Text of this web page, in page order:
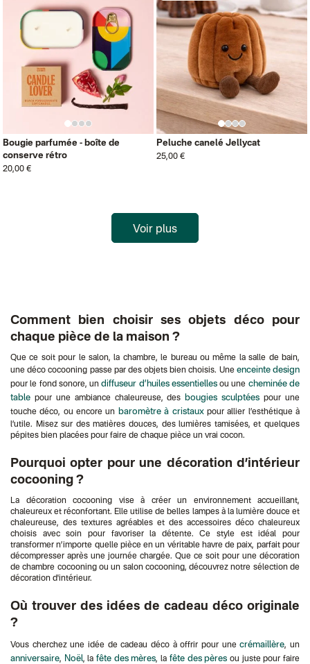
Bougie parfumée - boîte de
conserve rétro
20,00 €
Peluche canelé Jellycat
25,00 €
Voir plus
Comment bien choisir ses objets déco pour
chaque pièce de la maison ?
Que ce soit pour le salon, la chambre, le bureau ou même la salle de bain,
une déco cocooning passe par des objets bien choisis. Une enceinte design
pour le fond sonore, undiffuseur d’huiles essentiellesou une cheminée de
table pour une ambiance chaleureuse, des bougies sculptées pour une
touche déco, ou encore un baromètre à cristauxpour allier l’esthétique à
l’utile. Misez sur des matières douces, des lumières tamisées, et quelques
pépites bien placées pour faire de chaque pièce un vrai cocon.
Pourquoi opter pour une décoration d’intérieur
cocooning ?
La décoration cocooning vise à créer un environnement accueillant,
chaleureux et réconfortant. Elle utilise de belles lampes à la lumière douce et
chaleureuse, des textures agréables et des accessoires déco chaleureux
choisis avec soin pour favoriser la détente. Ce style est idéal pour
transformer n’importe quelle pièce en un véritable havre de paix, parfait pour
décompresser après une journée chargée. Que ce soit pour une décoration
de chambre cocooning ou un salon cocooning, découvrez notre sélection de
décoration d'intérieur.
Où trouver des idées de cadeau déco originale
?
Vous cherchez une idée de cadeau déco à offrir pour unecrémaillère, un
anniversaire, Noël, lafête des mères, la fête des pères ou juste pour faire